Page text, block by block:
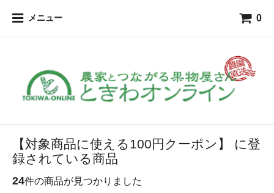
メニュー 0
【対象商品に使える100円クーポン】 に登
録されている商品
24件の商品が見つかりました